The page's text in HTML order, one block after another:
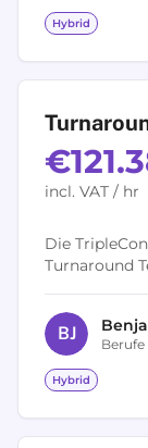
Hybrid
incl. VAT / hr
Die
Turnaround
TripleConsult
BJ
Hybrid